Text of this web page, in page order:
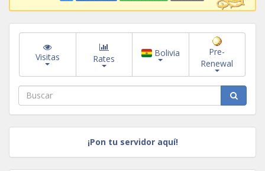
Visitas Rates
Bolivia
Pre-
Renewal
¡Pon tu servidor aquí!